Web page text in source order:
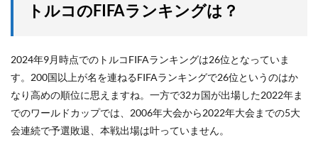
トルコのFIFAランキングは？
2024年9月時点でのトルコFIFAランキングは26位となっていま
す。200国以上が名を連ねるFIFAランキングで26位というのはか
なり高めの順位に思えますね。一方で32カ国が出場した2022年ま
でのワールドカップでは、2006年大会から2022年大会までの5大
会連続で予選敗退、本戦出場は叶っていません。